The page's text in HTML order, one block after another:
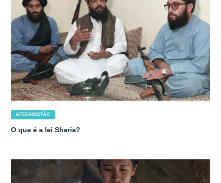
AFEGANISTÃO
O que é a lei Sharia?